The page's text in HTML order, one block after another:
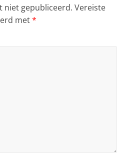
niet gepubliceerd. Vereiste
met*